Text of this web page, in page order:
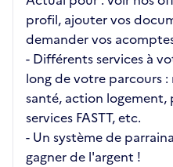
profil, ajouter vos
demander vos
- Différents services à
long de votre parcours
santé, action logement,
services FASTT, etc.
- Un système de
gagner de l'argent !